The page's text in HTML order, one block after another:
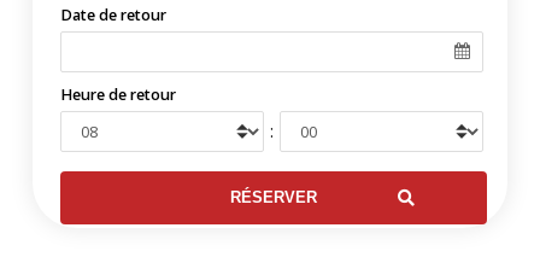
Date de retour
Heure de retour
: